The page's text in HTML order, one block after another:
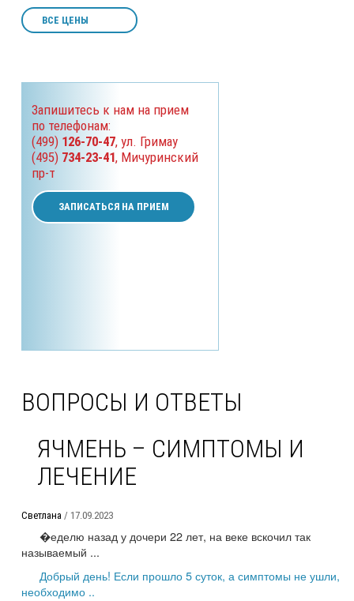
ВСЕ ЦЕНЫ
Запишитесь к нам на прием
по телефонам:
(499) 126-70-47, ул. Гримау
(495) 734-23-41, Мичуринский
пр-т
ЗАПИСАТЬСЯ НА ПРИЕМ
ВОПРОСЫ И ОТВЕТЫ
ЯЧМЕНЬ – СИМПТОМЫ И
ЛЕЧЕНИЕ
Светлана / 17.09.2023
�еделю назад у дочери 22 лет, на веке вскочил так
называемый ...
Добрый день! Если прошло 5 суток, а симптомы не ушли,
необходимо ..